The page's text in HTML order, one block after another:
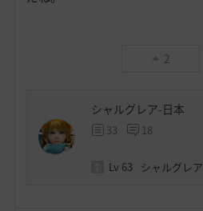
2
シャルグレア-日本
33 18
Lv 63 シャルグレア